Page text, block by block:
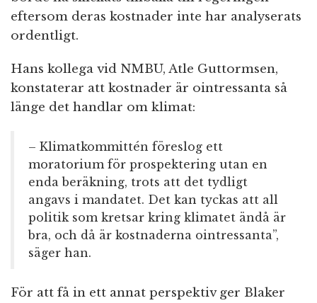
eftersom deras kostnader inte har analyserats
ordentligt.
Hans kollega vid NMBU, Atle Guttormsen,
konstaterar att kostnader är ointressanta så
länge det handlar om klimat:
– Klimatkommittén föreslog ett
moratorium för prospektering utan en
enda beräkning, trots att det tydligt
angavs i mandatet. Det kan tyckas att all
politik som kretsar kring klimatet ändå är
bra, och då är kostnaderna ointressanta”,
säger han.
För att få in ett annat perspektiv ger Blaker